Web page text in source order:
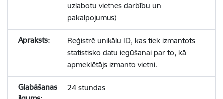
uzlabotu vietnes darbību un
pakalpojumus)
Reģistrē unikālu ID, kas tiek izmantots
statistisko datu iegūšanai par to, kā
apmeklētājs izmanto vietni.
24 stundas